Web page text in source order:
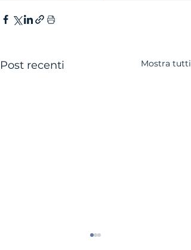
Post recenti Mostra tutti